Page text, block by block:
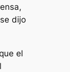
dijo
el